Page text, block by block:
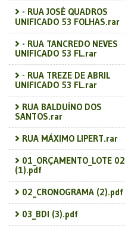
- RUA JOSÉ QUADROS
UNIFICADO 53 FOLHAS.rar
- RUA TANCREDO NEVES
UNIFICADO 53 FL.rar
- RUA TREZE DE ABRIL
UNIFICADO 53 FL.rar
RUA BALDUÍNO DOS
SANTOS.rar
RUA MÁXIMO LIPERT.rar
01_ORÇAMENTO_LOTE 02
(1).pdf
02_CRONOGRAMA (2).pdf
03_BDI (3).pdf